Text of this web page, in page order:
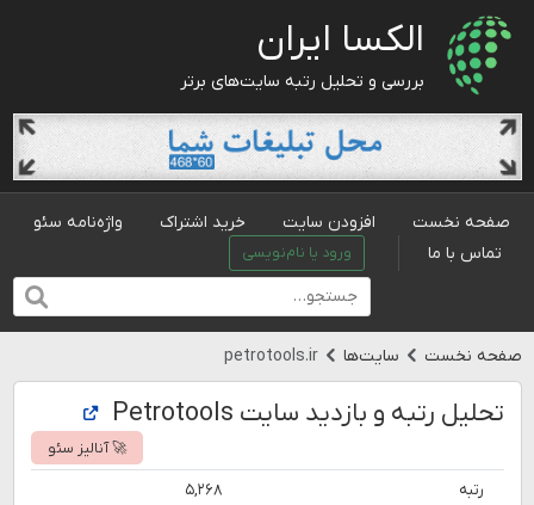
الکسا ایران
بررسی و تحلیل رتبه سایت‌های برتر
صفحه نخست افزودن سایت خرید اشتراک
واژه‌نامه سئو
تماس با ما
ورود یا نام‌نویسی
صفحه نخست سایت‌ها petrotools.ir
تحلیل رتبه و بازدید سایت Petrotools
🚀 آنالیز سئو
رتبه ۵,۲۶۸